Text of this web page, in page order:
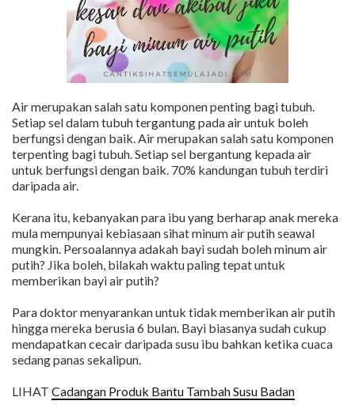
Air merupakan salah satu komponen penting bagi tubuh.
Setiap sel dalam tubuh tergantung pada air untuk boleh
berfungsi dengan baik. Air merupakan salah satu komponen
terpenting bagi tubuh. Setiap sel bergantung kepada air
untuk berfungsi dengan baik. 70% kandungan tubuh terdiri
daripada air.
Kerana itu, kebanyakan para ibu yang berharap anak mereka
mula mempunyai kebiasaan sihat minum air putih seawal
mungkin. Persoalannya adakah bayi sudah boleh minum air
putih? Jika boleh, bilakah waktu paling tepat untuk
memberikan bayi air putih?
Para doktor menyarankan untuk tidak memberikan air putih
hingga mereka berusia 6 bulan. Bayi biasanya sudah cukup
mendapatkan cecair daripada susu ibu bahkan ketika cuaca
sedang panas sekalipun.
LIHAT Cadangan Produk Bantu Tambah Susu Badan